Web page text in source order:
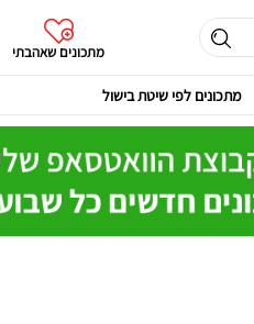
מתכונים שאהבתי
מתכונים לפי שיטת בישול